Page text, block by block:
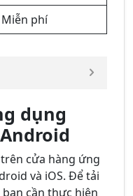
Miễn phí
dụng
cửa hàng ứng
và iOS. Để tải
cần thực hiện